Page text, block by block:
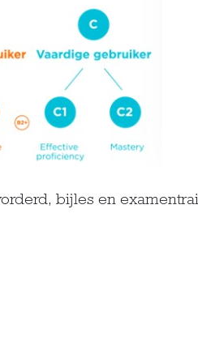
bijles en